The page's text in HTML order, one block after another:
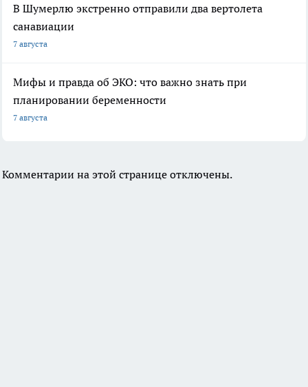
В Шумерлю экстренно отправили два вертолета
санавиации
7 августа
Мифы и правда об ЭКО: что важно знать при
планировании беременности
7 августа
Комментарии на этой странице отключены.